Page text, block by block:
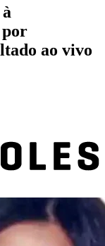
por
ao vivo